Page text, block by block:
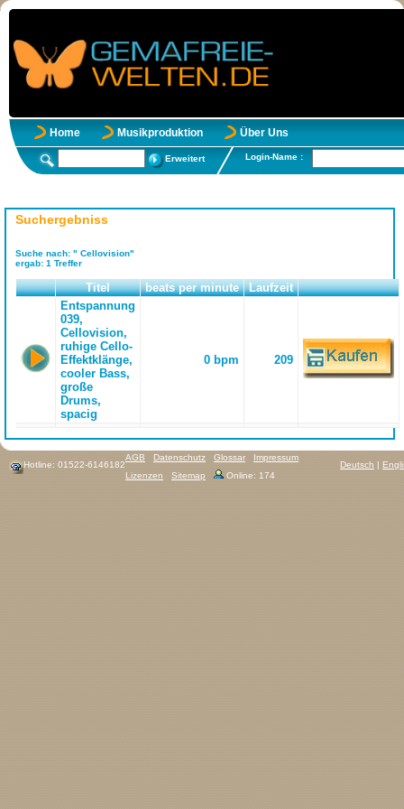
Home Musikproduktion Über Uns
Erweitert Login-Name :
Suchergebniss
Suche nach: " Cellovision"
ergab: 1 Treffer
Titel beats per minute
Laufzeit
Entspannung
039,
Cellovision,
ruhige Cello-
Effektklänge,
cooler Bass,
große
Drums,
spacig
0 bpm 209
Hotline: 01522-6146182 Deutsch |
AGB Datenschutz Glossar
Impressum
Lizenzen
Sitemap Online: 174